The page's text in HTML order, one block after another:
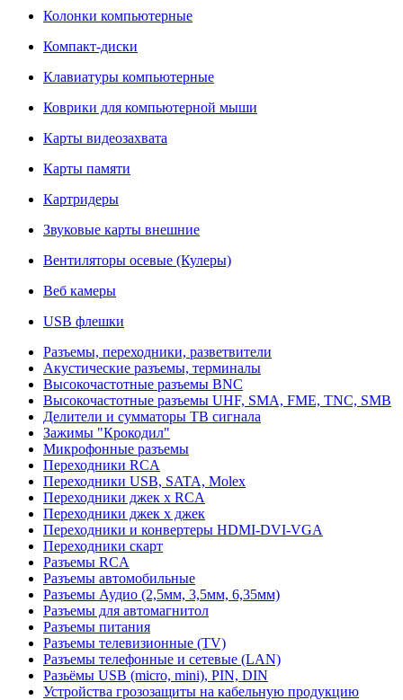
Колонки компьютерные
Компакт-диски
Клавиатуры компьютерные
Коврики для компьютерной мыши
Карты видеозахвата
Карты памяти
Картридеры
Звуковые карты внешние
Вентиляторы осевые (Кулеры)
Веб камеры
USB флешки
Разъемы, переходники, разветвители
Акустические разъемы, терминалы
Высокочастотные разъемы BNC
Высокочастотные разъемы UHF, SMA, FME, TNC, SMB
Делители и сумматоры ТВ сигнала
Зажимы "Крокодил"
Микрофонные разъемы
Переходники RCA
Переходники USB, SATA, Molex
Переходники джек х RCA
Переходники джек х джек
Переходники и конвертеры HDMI-DVI-VGA
Переходники скарт
Разъемы RCA
Разъемы автомобильные
Разъемы Аудио (2,5мм, 3,5мм, 6,35мм)
Разъемы для автомагнитол
Разъемы питания
Разъемы телевизионные (TV)
Разъемы телефонные и сетевые (LAN)
Разьёмы USB (micro, mini), PIN, DIN
Устройства грозозащиты на кабельную продукцию